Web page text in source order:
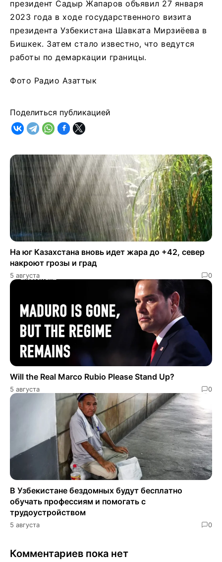
президент Садыр Жапаров объявил 27 января
2023 года в ходе государственного визита
президента Узбекистана Шавката Мирзиёева в
Бишкек. Затем стало известно, что ведутся
работы по демаркации границы.
Фото Радио Азаттык
Поделиться публикацией
На юг Казахстана вновь идет жара до +42, север
накроют грозы и град
5 августа 0
Will the Real Marco Rubio Please Stand Up?
5 августа 0
В Узбекистане бездомных будут бесплатно
обучать профессиям и помогать с
трудоустройством
5 августа 0
Комментариев пока нет